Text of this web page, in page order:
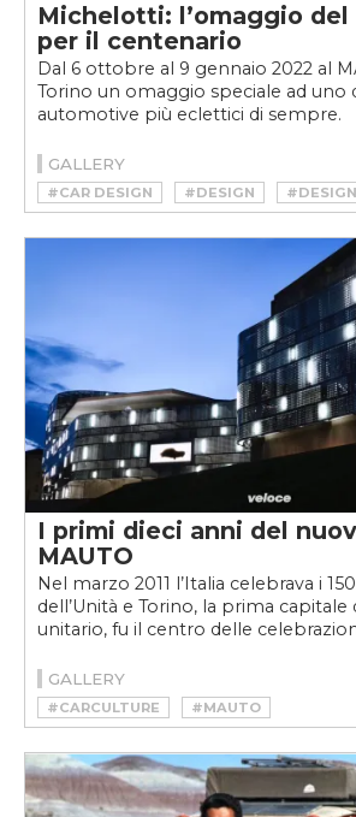
Michelotti: l’omaggio del
per il centenario
Dal 6 ottobre al 9 gennaio 2022 al
Torino un omaggio speciale ad uno
automotive più eclettici di sempre.
GALLERY
#CAR DESIGN #DESIGN
#GIOVANNI MICHELOTTI
#MAUTO
#MICHELOTTI
#MUSEO NAZIONALE
I primi dieci anni del
MAUTO
Nel marzo 2011 l’Italia celebrava i
dell’Unità e Torino, la prima capitale
unitario, fu il centro delle
GALLERY
#CARCULTURE
#MAUTO
#MUSEO AUTOMOBILE TORINO